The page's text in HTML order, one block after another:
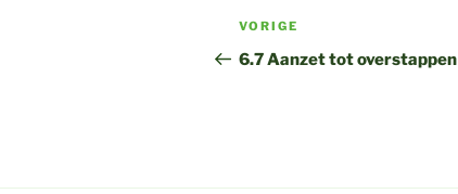
Bericht
navigatie
Vorig
bericht
VORIGE
6.7 Aanzet tot overstappen